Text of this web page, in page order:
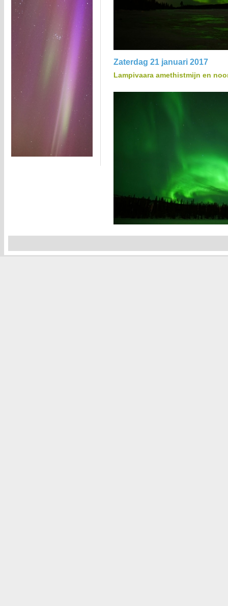
Zaterdag 21 januari 2017
Lampivaara amethistmijn en